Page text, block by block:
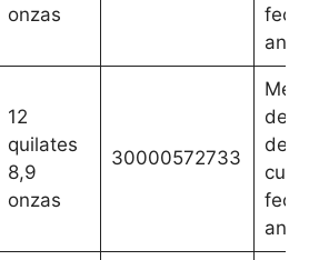
onzas
fecha
12
quilates
8,9
onzas
30000572733
del 2
de
fecha